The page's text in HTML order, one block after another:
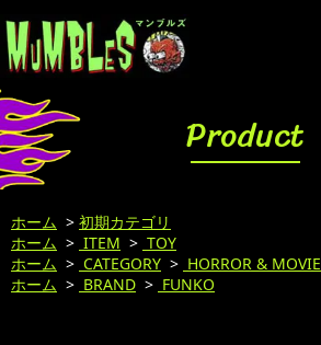
Product
ホーム > 初期カテゴリ
ホーム > ITEM > TOY
ホーム > CATEGORY > HORROR & MOVIE
ホーム > BRAND > FUNKO